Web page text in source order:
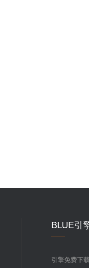
BLUE引
引擎免费下